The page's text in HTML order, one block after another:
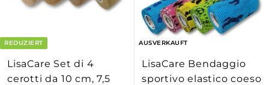
i
s
r
e
i
REDUZIERT
LisaCare Set di 4
cerotti da 10 cm, 7,5
AUSVERKAUFT
LisaCare Bendaggio
sportivo elastico coeso